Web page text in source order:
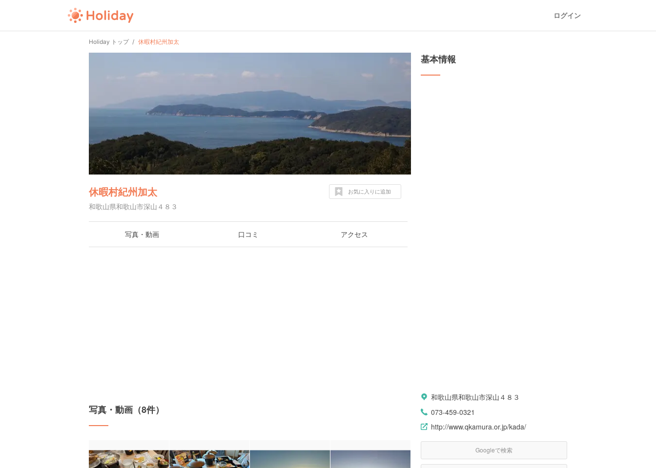
ログイン
Holiday トップ 休暇村紀州加太
休暇村紀州加太
和歌山県和歌山市深山４８３
お気に入りに追加
写真・動画 口コミ アクセス
写真・動画（8件）
基本情報
和歌山県和歌山市深山４８３
073-459-0321
http://www.qkamura.or.jp/kada/
Googleで検索